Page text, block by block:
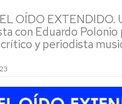
OÍDO EXTENDIDO.
con Eduardo Polonio
y periodista